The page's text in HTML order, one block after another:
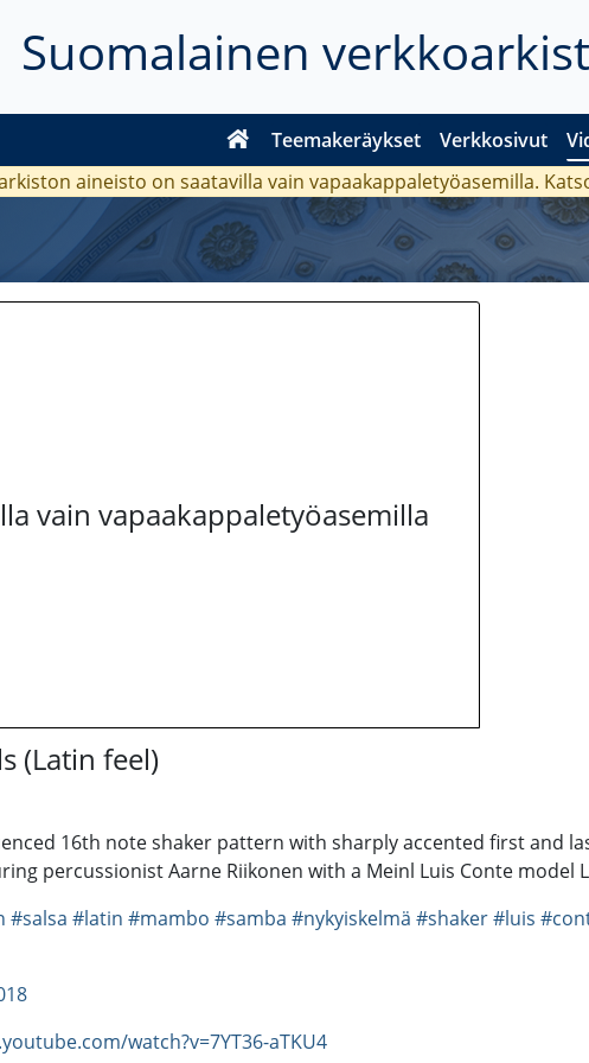
Suomalainen
Teemakeräykset Verkkosivut
aineisto on saatavilla vain vapaakappaletyöasemilla.
vain vapaakappaletyöasemilla
(Latin feel)
16th note shaker pattern with sharply accented first and
percussionist Aarne Riikonen with a Meinl Luis Conte model
#salsa #latin #mambo #samba #nykyiskelmä #shaker#luis
watch?v=7YT36-aTKU4